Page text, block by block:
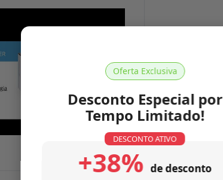
Oferta Exclusiva
Desconto Especial por
Tempo Limitado!
DESCONTO ATIVO
+38% de desconto